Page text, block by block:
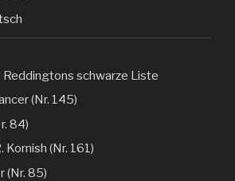
Reddingtons schwarze Liste
(Nr. 145)
84)
Kornish (Nr. 161)
(Nr. 85)